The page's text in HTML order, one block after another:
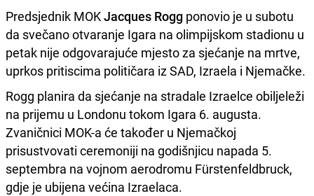
Predsjednik MOKJacques Rogg ponovio je u subotu
da svečano otvaranje Igara na olimpijskom stadionu u
petak nije odgovarajuće mjesto za sjećanje na mrtve,
uprkos pritiscima političara iz SAD, Izraela i Njemačke.
Rogg planira da sjećanje na stradale Izraelce obiljeleži
na prijemu u Londonu tokom Igara 6. augusta.
Zvaničnici MOK-a će također u Njemačkoj
prisustvovati ceremoniji na godišnjicu napada 5.
septembra na vojnom aerodromu Fürstenfeldbruck,
gdje je ubijena većina Izraelaca.